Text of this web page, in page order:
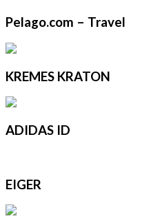
Pelago.com – Travel
KREMES KRATON
ADIDAS ID
EIGER